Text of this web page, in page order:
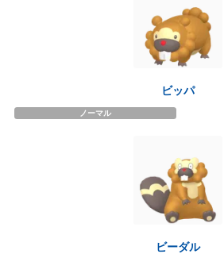
ビッパ
ノーマル
ビーダル